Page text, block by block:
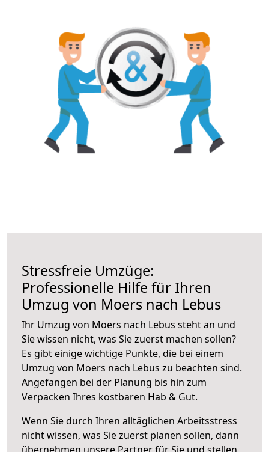
Stressfreie Umzüge:
Professionelle Hilfe für Ihren
Umzug von Moers nach Lebus
Ihr Umzug von Moers nach Lebus steht an und
Sie wissen nicht, was Sie zuerst machen sollen?
Es gibt einige wichtige Punkte, die bei einem
Umzug von Moers nach Lebus zu beachten sind.
Angefangen bei der Planung bis hin zum
Verpacken Ihres kostbaren Hab & Gut.
Wenn Sie durch Ihren alltäglichen Arbeitsstress
nicht wissen, was Sie zuerst planen sollen, dann